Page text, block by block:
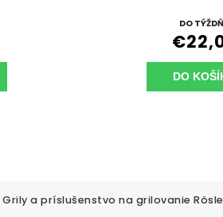
DO
DO
Grily a príslušenstvo na grilovanie Rösle